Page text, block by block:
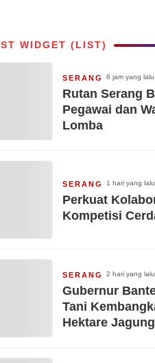
WIDGET (LIST)
SERANG 6 jam yang lalu
Rutan Serang
Pegawai dan
Lomba
SERANG 1 hari yang lalu
Perkuat
Kompetisi
SERANG 2 hari yang lalu
Gubernur
Tani
Hektare Jagung